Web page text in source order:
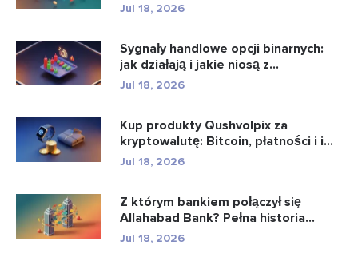
intel...
Jul 18, 2026
Sygnały handlowe opcji binarnych:
jak działają i jakie niosą z...
Jul 18, 2026
Kup produkty Qushvolpix za
kryptowalutę: Bitcoin, płatności i i...
Jul 18, 2026
Z którym bankiem połączył się
Allahabad Bank? Pełna historia...
Jul 18, 2026